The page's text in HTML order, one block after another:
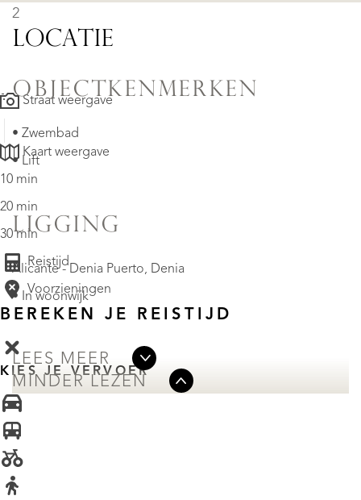
2
OBJECTKENMERKEN
• Zwembad
• Lift
LIGGING
Alicante - Denia Puerto, Denia
• In woonwijk
LEES MEER
MINDER LEZEN
LOCATIE
Straat weergave
Kaart weergave
10 min
20 min
30 min
Reistijd
Voorzieningen
BEREKEN JE REISTIJD
KIES JE VERVOER